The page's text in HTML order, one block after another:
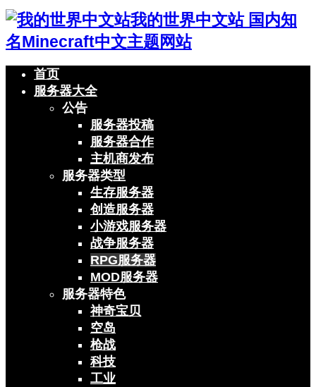
我的世界中文站 国内知
名Minecraft中文主题网站
首页
服务器大全
公告
服务器投稿
服务器合作
主机商发布
服务器类型
生存服务器
创造服务器
小游戏服务器
战争服务器
RPG服务器
MOD服务器
服务器特色
神奇宝贝
空岛
枪战
科技
工业